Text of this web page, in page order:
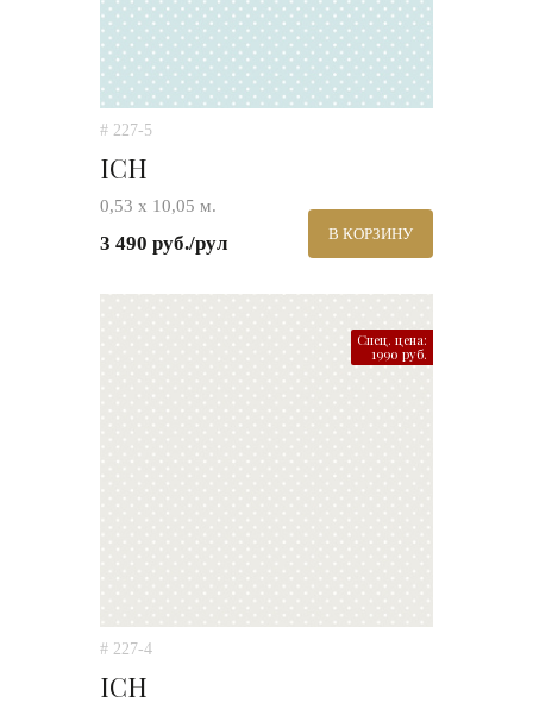
# 227-5
ICH
0,53 х 10,05 м.
3 490 руб./рул В КОРЗИНУ
Спец. цена:
1990 руб.
# 227-4
ICH